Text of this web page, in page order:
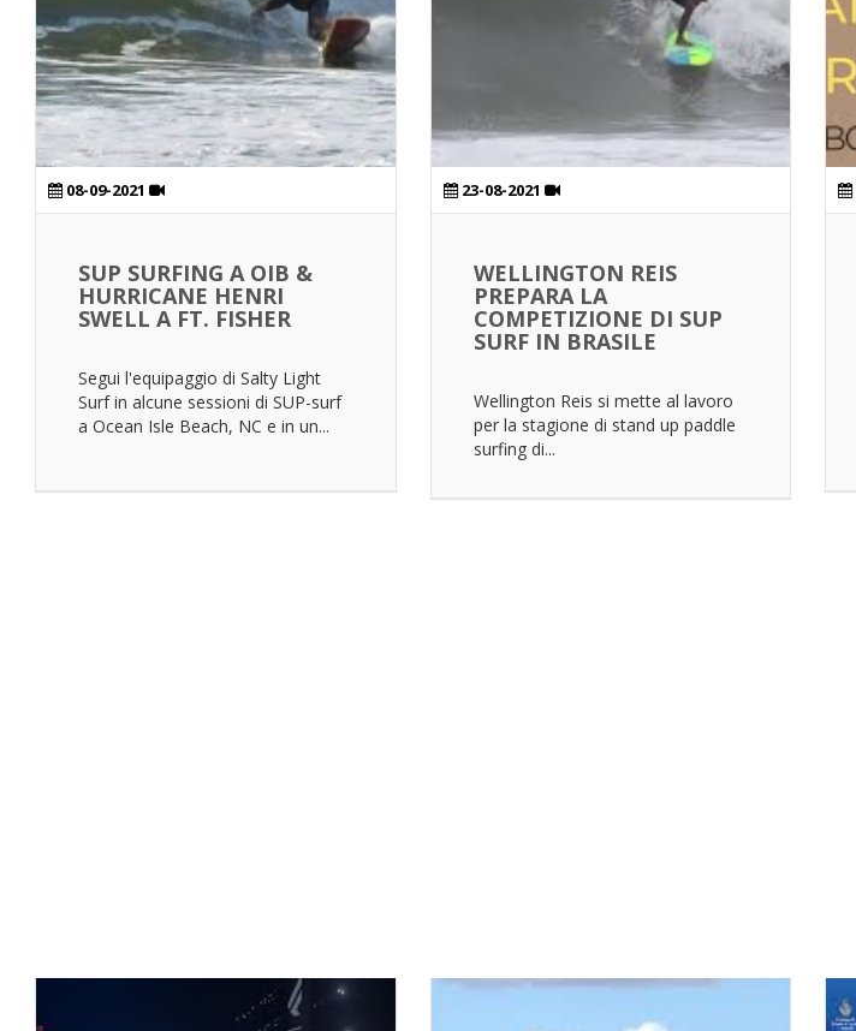
08-09-2021
SUP SURFING A OIB &
HURRICANE HENRI
SWELL A FT. FISHER
Segui l'equipaggio di Salty Light
Surf in alcune sessioni di SUP-surf
a Ocean Isle Beach, NC e in un...
23-08-2021
WELLINGTON REIS
PREPARA LA
COMPETIZIONE DI SUP
SURF IN BRASILE
Wellington Reis si mette al lavoro
per la stagione di stand up paddle
surfing di...